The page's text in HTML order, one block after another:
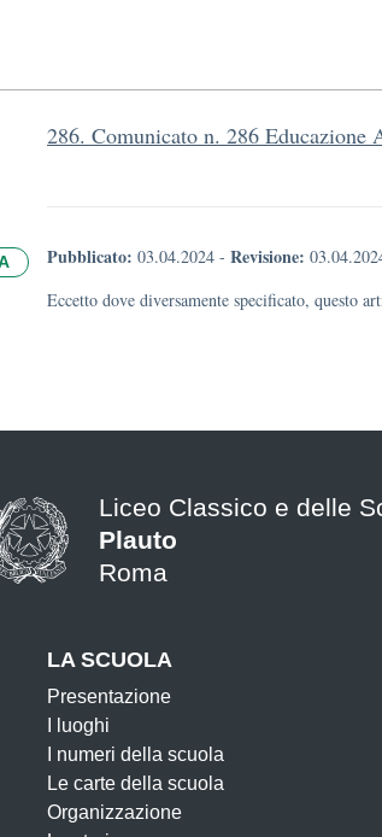
286. Comunicato n. 286
Pubblicato: 03.04.2024 - Revisione:
Eccetto dove diversamente specificato, questo
Liceo Classico e delle
Plauto
Roma
LA SCUOLA
Presentazione
I luoghi
I numeri della scuola
Le carte della scuola
Organizzazione